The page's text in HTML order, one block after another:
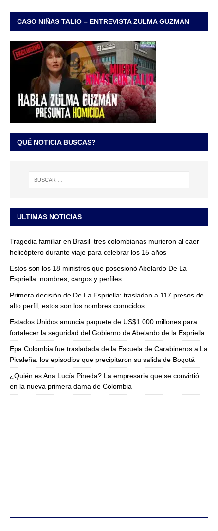
CASO NIÑAS TALIO – ENTREVISTA ZULMA GUZMÁN
QUÉ NOTICIA BUSCAS?
ULTIMAS NOTICIAS
Tragedia familiar en Brasil: tres colombianas murieron al caer
helicóptero durante viaje para celebrar los 15 años
Estos son los 18 ministros que posesionó Abelardo De La
Espriella: nombres, cargos y perfiles
Primera decisión de De La Espriella: trasladan a 117 presos de
alto perfil; estos son los nombres conocidos
Estados Unidos anuncia paquete de US$1.000 millones para
fortalecer la seguridad del Gobierno de Abelardo de la Espriella
Epa Colombia fue trasladada de la Escuela de Carabineros a La
Picaleña: los episodios que precipitaron su salida de Bogotá
¿Quién es Ana Lucía Pineda? La empresaria que se convirtió
en la nueva primera dama de Colombia